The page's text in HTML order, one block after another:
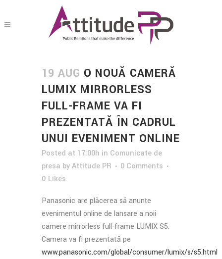
19 AUG O NOUĂ CAMERĂ
LUMIX MIRRORLESS
FULL-FRAME VA FI
PREZENTATĂ ÎN CADRUL
UNUI EVENIMENT ONLINE
Posted at 17:00h in Comunicate de
presa byAttitude PR
0 Comments
0 Likes
Panasonic are plăcerea să anunțe
evenimentul online de lansare a noii
camere mirrorless full-frame LUMIX S5.
Camera va fi prezentată pe
www.panasonic.com/global/consumer/lumix/s/s5.html